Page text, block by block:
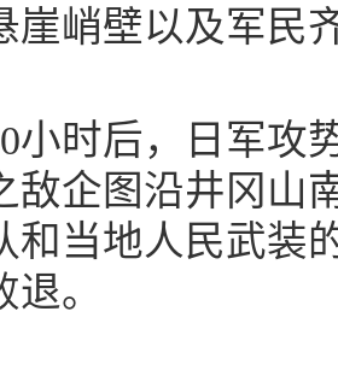
崖峭壁以及军民
小时后，日军攻
敌企图沿井冈山
和当地人民武装
。